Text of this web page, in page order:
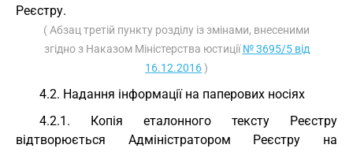
Реєстру.
( Абзац третій пункту розділу із змінами, внесеними
згідно з Наказом Міністерства юстиції№ 3695/5 від
16.12.2016)
4.2. Надання інформації на паперових носіях
4.2.1. Копія еталонного тексту Реєстру
відтворюється Адміністратором Реєстру на